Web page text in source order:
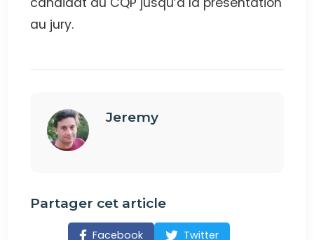
au jury.
Jeremy
Partager cet article
Facebook
Twitter